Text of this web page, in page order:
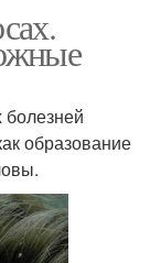
образование